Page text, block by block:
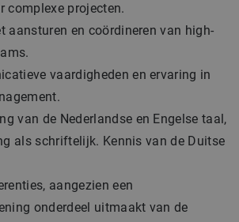
complexe projecten.
aansturen en coördineren van high-
vaardigheden en ervaring in
van de Nederlandse en Engelse taal,
als schriftelijk. Kennis van de Duitse
aangezien een
onderdeel uitmaakt van de